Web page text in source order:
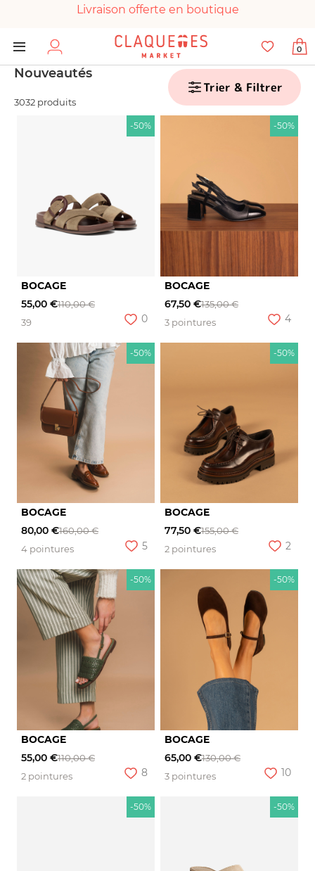
Livraison offerte en boutique
Paiement 100% sécurisé
Chaussures garanties en parfait état
0
Nouveautés
3032 produits
Trier & Filtrer
-50%
BOCAGE
55,00 €110,00 €
39
0
-50%
BOCAGE
67,50 €135,00 €
3 pointures
4
-50%
BOCAGE
80,00 €160,00 €
4 pointures
5
-50%
BOCAGE
77,50 €155,00 €
2 pointures
2
-50%
BOCAGE
55,00 €110,00 €
2 pointures
8
-50%
BOCAGE
65,00 €130,00 €
3 pointures
10
-50% -50%